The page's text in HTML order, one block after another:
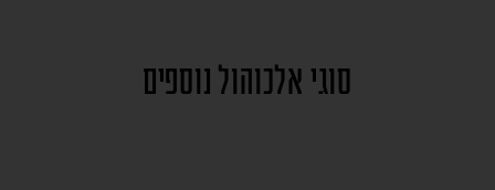
סוגי אלכוהול נוספים